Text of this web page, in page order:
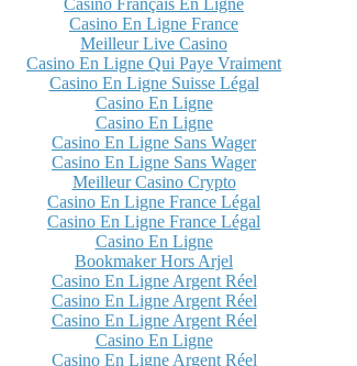
Casino En Ligne France
Meilleur Live Casino
Casino En Ligne Qui Paye Vraiment
Casino En Ligne Suisse Légal
Casino En Ligne
Casino En Ligne
Casino En Ligne Sans Wager
Casino En Ligne Sans Wager
Meilleur Casino Crypto
Casino En Ligne France Légal
Casino En Ligne France Légal
Casino En Ligne
Bookmaker Hors Arjel
Casino En Ligne Argent Réel
Casino En Ligne Argent Réel
Casino En Ligne Argent Réel
Casino En Ligne
Casino En Ligne Argent Réel